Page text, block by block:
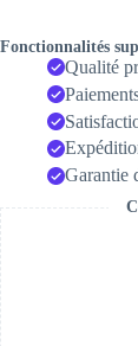
bruit
l'oreille
Fonctionnalités
Qualité
Garantie